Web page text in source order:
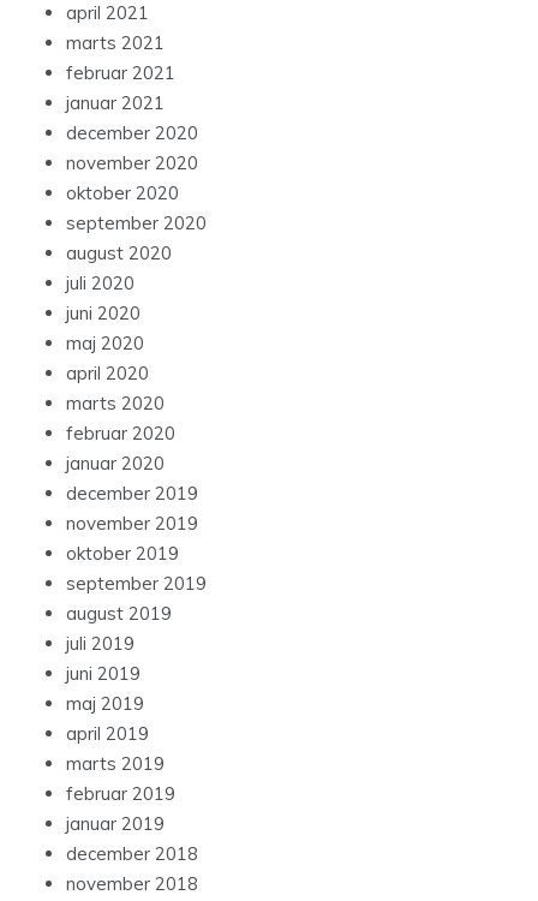
april 2021
marts 2021
februar 2021
januar 2021
december 2020
november 2020
oktober 2020
september 2020
august 2020
juli 2020
juni 2020
maj 2020
april 2020
marts 2020
februar 2020
januar 2020
december 2019
november 2019
oktober 2019
september 2019
august 2019
juli 2019
juni 2019
maj 2019
april 2019
marts 2019
februar 2019
januar 2019
december 2018
november 2018